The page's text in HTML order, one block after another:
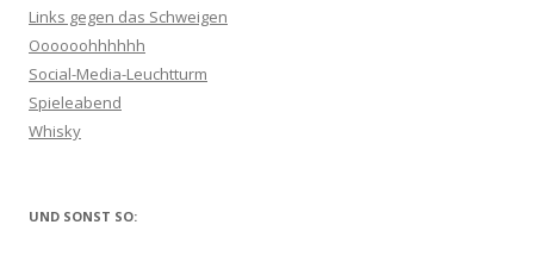
Links gegen das Schweigen
Oooooohhhhhh
Social-Media-Leuchtturm
Spieleabend
Whisky
UND SONST SO: